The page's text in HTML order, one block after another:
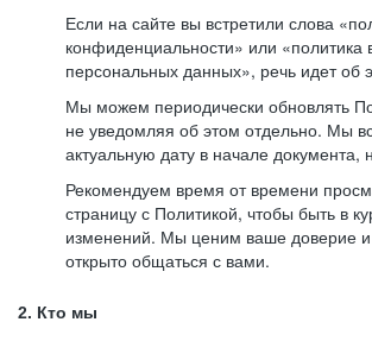
Если на сайте вы встретили слова
конфиденциальности» или «политика
персональных данных», речь идет об
Мы можем периодически обновлять
не уведомляя об этом отдельно. Мы
актуальную дату в начале документа,
Рекомендуем время от времени
страницу с Политикой, чтобы быть в
изменений. Мы ценим ваше доверие
открыто общаться с вами.
2. Кто мы